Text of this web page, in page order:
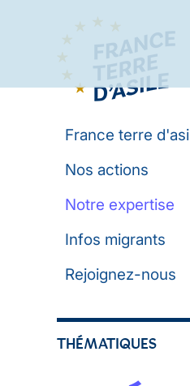
France terre
Nos actions
Notre expertise
Infos migrants
Rejoignez-nous
THÉMATIQUES